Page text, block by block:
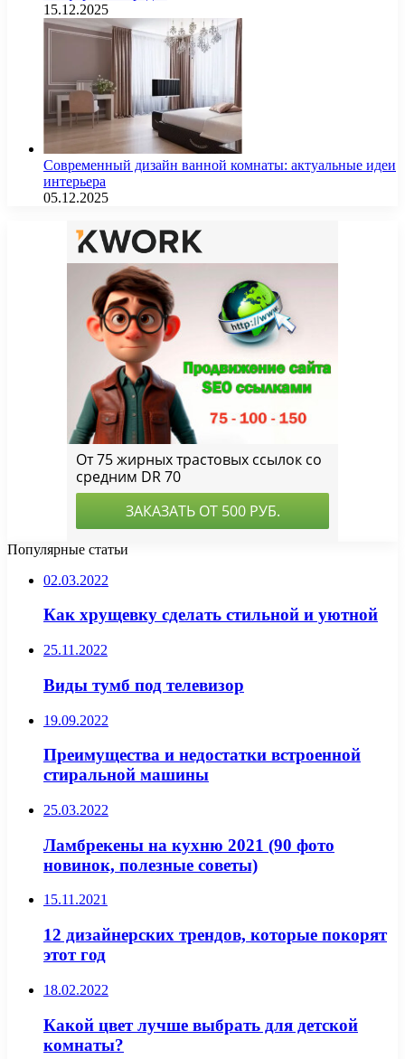
15.12.2025
Современный дизайн ванной комнаты: актуальные идеи
интерьера
05.12.2025
Популярные статьи
02.03.2022
Как хрущевку сделать стильной и уютной
25.11.2022
Виды тумб под телевизор
19.09.2022
Преимущества и недостатки встроенной
стиральной машины
25.03.2022
Ламбрекены на кухню 2021 (90 фото
новинок, полезные советы)
15.11.2021
12 дизайнерских трендов, которые покорят
этот год
18.02.2022
Какой цвет лучше выбрать для детской
комнаты?